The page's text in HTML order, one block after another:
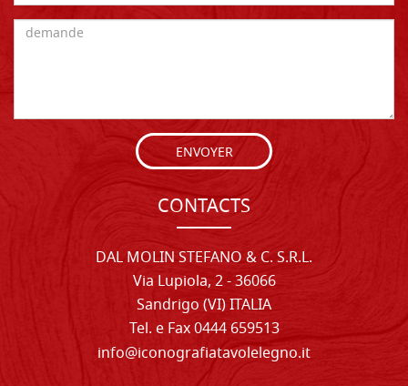
ENVOYER
CONTACTS
DAL MOLIN STEFANO & C. S.R.L.
Via Lupiola, 2 - 36066
Sandrigo (VI) ITALIA
Tel. e Fax 0444 659513
info@iconografiatavolelegno.it